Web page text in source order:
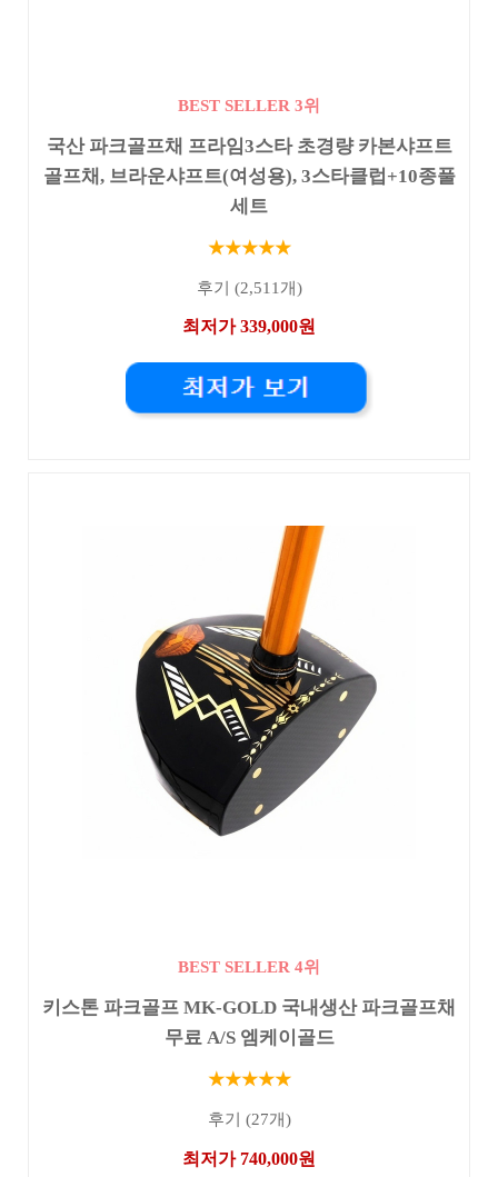
BEST SELLER 3위
국산 파크골프채 프라임3스타 초경량 카본샤프트
골프채, 브라운샤프트(여성용), 3스타클럽+10종풀
세트
★★★★★
후기 (2,511개)
최저가 339,000원
BEST SELLER 4위
키스톤 파크골프 MK-GOLD 국내생산 파크골프채
무료 A/S 엠케이골드
★★★★★
후기 (27개)
최저가 740,000원